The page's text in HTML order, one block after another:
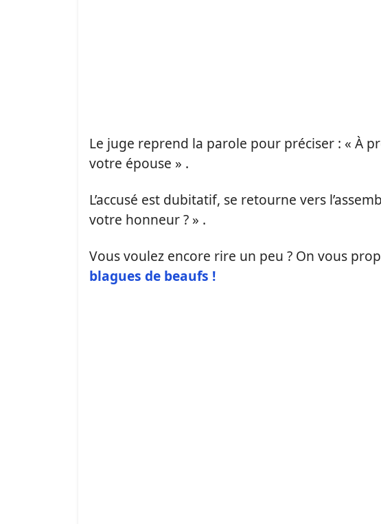
Le juge reprend la parole pour préciser : « À
votre épouse » .
L’accusé est dubitatif, se retourne vers
votre honneur ? » .
Vous voulez encore rire un peu ? On vous
blagues de beaufs !